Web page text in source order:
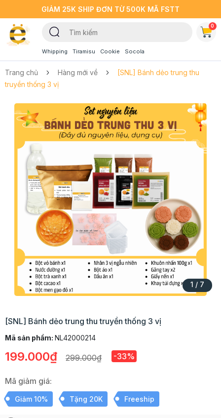
GIẢM 25K SHIP ĐƠN TỪ 500K MÃ FSTT
Whipping Tiramisu Cookie Socola
0
Trang chủ Hàng mới về
[SNL] Bánh dẻo trung thu
truyền thống 3 vị
1 / 7
[SNL] Bánh dẻo trung thu truyền thống 3 vị
Mã sản phẩm: NL42000214
199.000₫ 299.000₫ -33%
Mã giảm giá:
Giảm 10% Tặng 20K Freeship